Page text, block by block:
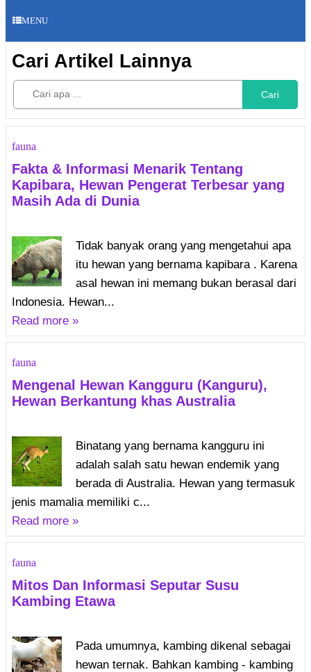
MENU
Cari Artikel Lainnya
Cari
fauna
Fakta & Informasi Menarik Tentang
Kapibara, Hewan Pengerat Terbesar yang
Masih Ada di Dunia
Tidak banyak orang yang mengetahui apa
itu hewan yang bernama kapibara . Karena
asal hewan ini memang bukan berasal dari
Indonesia. Hewan...
Read more »
fauna
Mengenal Hewan Kangguru (Kanguru),
Hewan Berkantung khas Australia
Binatang yang bernama kangguru ini
adalah salah satu hewan endemik yang
berada di Australia. Hewan yang termasuk
jenis mamalia memiliki c...
Read more »
fauna
Mitos Dan Informasi Seputar Susu
Kambing Etawa
Pada umumnya, kambing dikenal sebagai
hewan ternak. Bahkan kambing - kambing